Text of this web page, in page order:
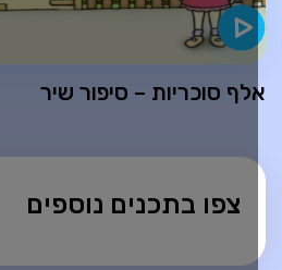
צפו בתכנים נוספים
סוכריות – סיפור שיר